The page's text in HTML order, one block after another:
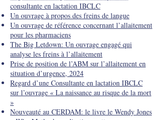
consultante en lactation IBCLC
Un ouvrage à propos des freins de langue
Un ouvrage de référence concernant l’allaitement
pour les pharmaciens
The Big Letdown: Un ouvrage engagé qui
analyse les freins à l’allaitement
Prise de position de l’ABM sur l’allaitement en
situation d’urgence, 2024
Regard d’une Consultante en lactation IBCLC
sur l’ouvrage « La naissance au risque de la mort
»
Nouveauté au CERDAM: le livre le Wendy Jones